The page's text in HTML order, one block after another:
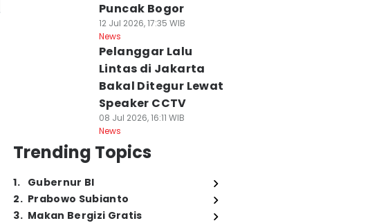
Puncak Bogor
12 Jul 2026, 17:35 WIB
News
Pelanggar Lalu
Lintas di Jakarta
Bakal Ditegur Lewat
Speaker CCTV
08 Jul 2026, 16:11 WIB
News
Trending Topics
1. Gubernur BI
2. Prabowo Subianto
3. Makan Bergizi Gratis